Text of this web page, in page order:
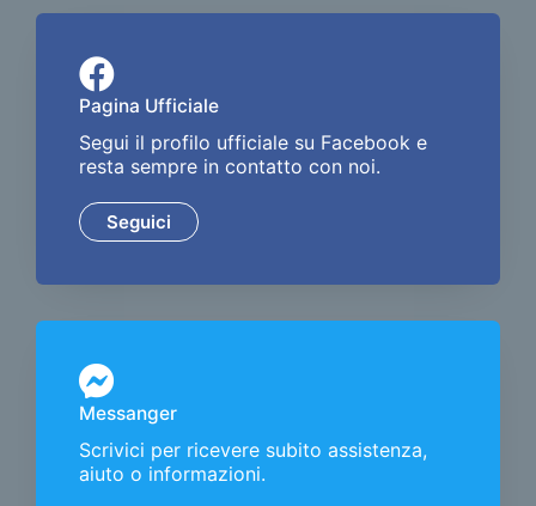
Pagina Ufficiale
Segui il profilo ufficiale su Facebook e
resta sempre in contatto con noi.
Seguici
Messanger
Scrivici per ricevere subito assistenza,
aiuto o informazioni.